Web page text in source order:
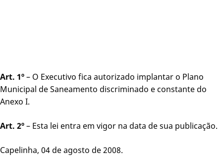
Art. 1º– O Executivo fica autorizado implantar o Plano
Municipal de Saneamento discriminado e constante do
Anexo I.
Art. 2º– Esta lei entra em vigor na data de sua publicação.
Capelinha, 04 de agosto de 2008.